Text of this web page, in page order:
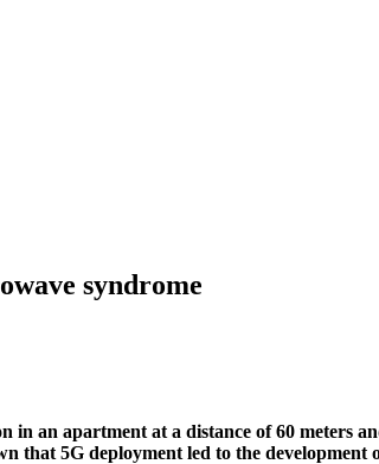
syndrome
in an apartment at a distance of 60 meters
that 5G deployment led to the